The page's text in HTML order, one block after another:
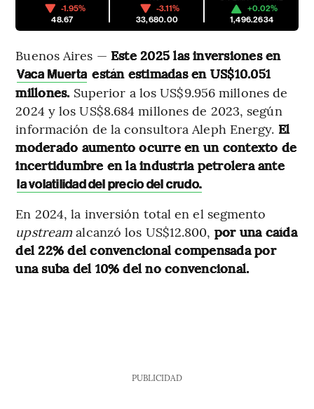
-1.95%
48.67
-3.11%
33,680.00
+0.02%
1,496.2634
Buenos Aires — Este 2025 las inversiones en
Vaca Muerta están estimadas en US$10.051
millones. Superior a los US$9.956 millones de
2024 y los US$8.684 millones de 2023, según
información de la consultora Aleph Energy. El
moderado aumento ocurre en un contexto de
incertidumbre en la industria petrolera ante
la volatilidad del precio del crudo.
En 2024, la inversión total en el segmento
upstream alcanzó los US$12.800, por una caída
del 22% del convencional compensada por
una suba del 10% del no convencional.
PUBLICIDAD